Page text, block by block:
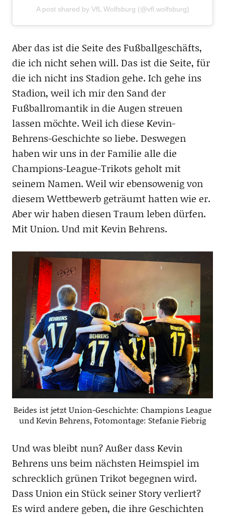
A post shared by VfL Wolfsburg (@vfl.wolfsburg)
Aber das ist die Seite des Fußballgeschäfts,
die ich nicht sehen will. Das ist die Seite, für
die ich nicht ins Stadion gehe. Ich gehe ins
Stadion, weil ich mir den Sand der
Fußballromantik in die Augen streuen
lassen möchte. Weil ich diese Kevin-
Behrens-Geschichte so liebe. Deswegen
haben wir uns in der Familie alle die
Champions-League-Trikots geholt mit
seinem Namen. Weil wir ebensowenig von
diesem Wettbewerb geträumt hatten wie er.
Aber wir haben diesen Traum leben dürfen.
Mit Union. Und mit Kevin Behrens.
Beides ist jetzt Union-Geschichte: Champions League
und Kevin Behrens, Fotomontage: Stefanie Fiebrig
Und was bleibt nun? Außer dass Kevin
Behrens uns beim nächsten Heimspiel im
schrecklich grünen Trikot begegnen wird.
Dass Union ein Stück seiner Story verliert?
Es wird andere geben, die ihre Geschichten